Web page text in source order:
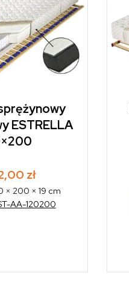
ESTRELLA
zł
× 200 × 19 cm
AA-120200